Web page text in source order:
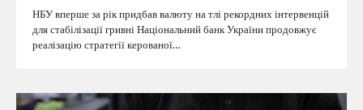
НБУ вперше за рік придбав валюту на тлі рекордних інтервенцій
для стабілізації гривні Національний банк України продовжує
реалізацію стратегії керованої…